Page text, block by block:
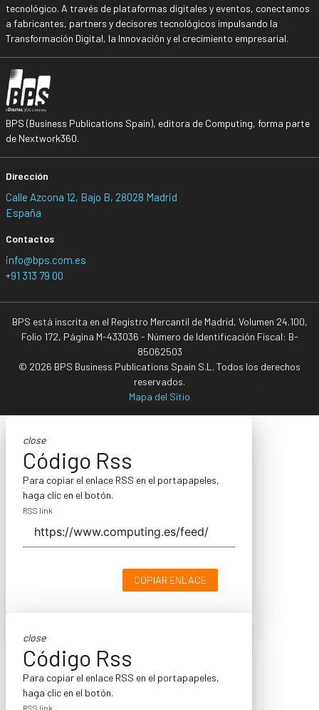
tecnológico. A través de plataformas digitales y eventos, conectamos
a fabricantes, partners y decisores tecnológicos impulsando la
Transformación Digital, la Innovación y el crecimiento empresarial.
BPS (Business Publications Spain), editora de Computing, forma parte
de Nextwork360.
Dirección
Calle Azcona 12, Bajo B, 28028 Madrid
España
Contactos
info@bps.com.es
+91 313 79 00
BPS está inscrita en el Registro Mercantil de Madrid, Volumen 24.100,
Folio 172, Página M-433036 - Número de Identificación Fiscal: B-
85062503
© 2026 BPS Business Publications Spain S.L. Todos los derechos
reservados.
Mapa del Sitio
close
Código Rss
Para copiar el enlace RSS en el portapapeles,
haga clic en el botón.
RSS link
COPIAR ENLACE
close
Código Rss
Para copiar el enlace RSS en el portapapeles,
haga clic en el botón.